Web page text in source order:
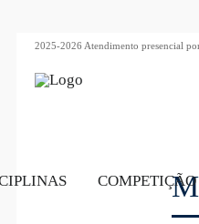
2025-2026 Atendimento presencial
COMPETIÇÃO